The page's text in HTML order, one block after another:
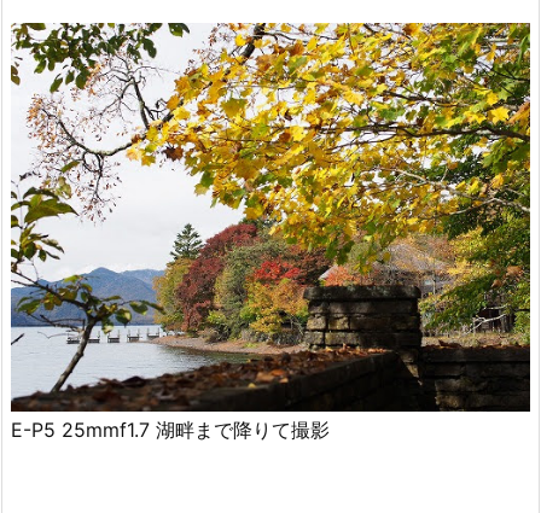
E-P5 25mmf1.7 湖畔まで降りて撮影